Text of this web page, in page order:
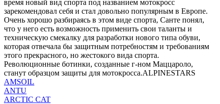
время новый вид спорта под названием мотокросс
зарекомендовал себя и стал довольно популярным в Европе.
Очень хорошо разбираясь в этом виде спорта, Санте понял,
что у него есть возможность применить свои таланты и
техническую смекалку для разработки нового типа обуви,
которая отвечала бы защитным потребностям и требованиям
этого прекрасного, но жестокого вида спорта.
Революционные ботинки, созданные г-ном Маццароло,
станут образцом защиты для мотокросса.ALPINESTARS
AMSOIL
ANTU
ARCTIC CAT